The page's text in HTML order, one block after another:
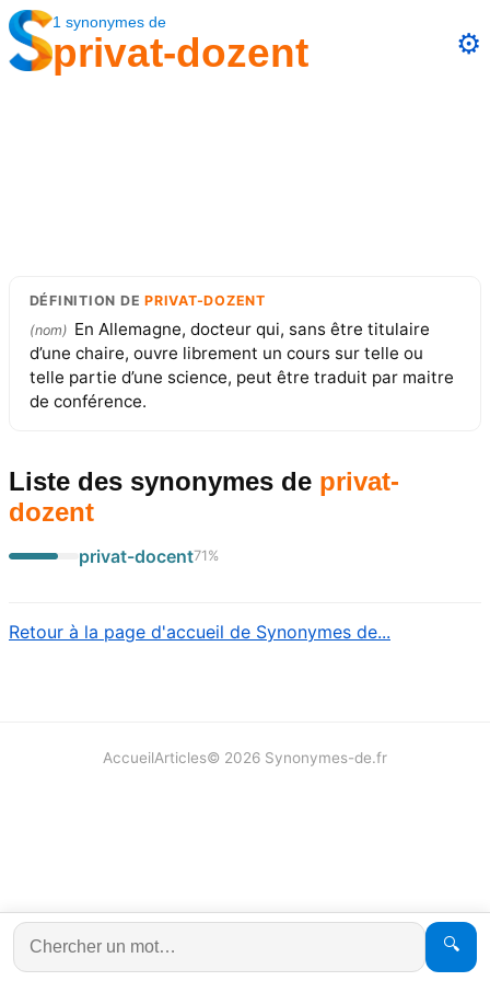
1 synonymes de
privat-dozent ⚙️
DÉFINITION DEPRIVAT-DOZENT
(nom) En Allemagne, docteur qui, sans être titulaire
d’une chaire, ouvre librement un cours sur telle ou
telle partie d’une science, peut être traduit par maitre
de conférence.
Liste des synonymes de privat-
dozent
privat-docent71 %
Retour à la page d'accueil de Synonymes de...
🔍
AccueilArticles© 2026 Synonymes-de.fr